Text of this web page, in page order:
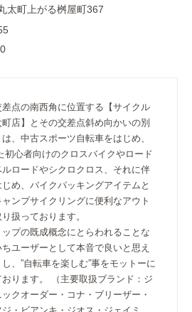
太町上がる桝屋町367
点の南西角に位置する【サイクル
店】とその交差点斜め向かいの別
、中古スポーツ自転車をはじめ、
初心者向けのクロスバイクやロード
ロードやシクロクロス、それに伴
め、バイクパッキングアイテムと
ンプサイクリングに便利なアウト
扱っております。
プの既成概念にとらわれることな
ユーザーとして本音で良いと思え
、”自転車を楽しむ”事をモットーに
ります。 （主要取扱ブランド：ジ
クオーダー・コナ・ブリーザー・